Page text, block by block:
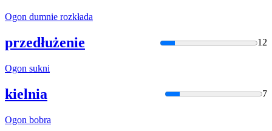
Ogon dumnie rozkłada
przedłużenie 12
Ogon sukni
kielnia 7
Ogon bobra